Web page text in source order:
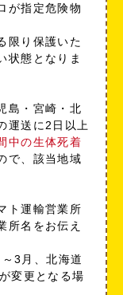
が指定危険物
限り保護いた
状態となりま
島・宮崎・北
運送に2日以上
中の生体死着
で、該当地域
ト運輸営業所
所名をお伝え
3月、北海道
変更となる場